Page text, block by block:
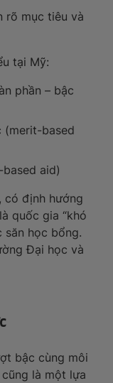
rõ mục tiêu và
tại Mỹ:
phần – bậc
based
aid)
có định hướng
quốc gia “khó
săn học bổng.
Đại học và
bậc cùng môi
là một lựa